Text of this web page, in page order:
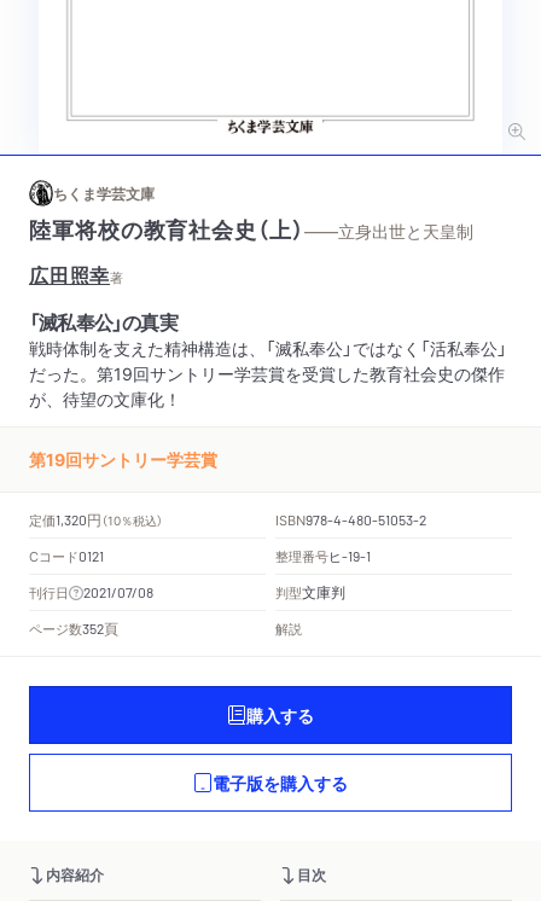
ちくま学芸文庫
陸軍将校の教育社会史（上） ——立身出世と天皇制
広田照幸著
「滅私奉公」の真実
戦時体制を支えた精神構造は、「滅私奉公」ではなく「活私奉公」
だった。第19回サントリー学芸賞を受賞した教育社会史の傑作
が、待望の文庫化！
第19回サントリー学芸賞
定価1,320円 （10％税込） ISBN978-4-480-51053-2
Cコード0121 整理番号ヒ-19-1
刊行日 2021/07/08 判型文庫判
ページ数352頁 解説
購入する
電子版を購入する
内容紹介 目次